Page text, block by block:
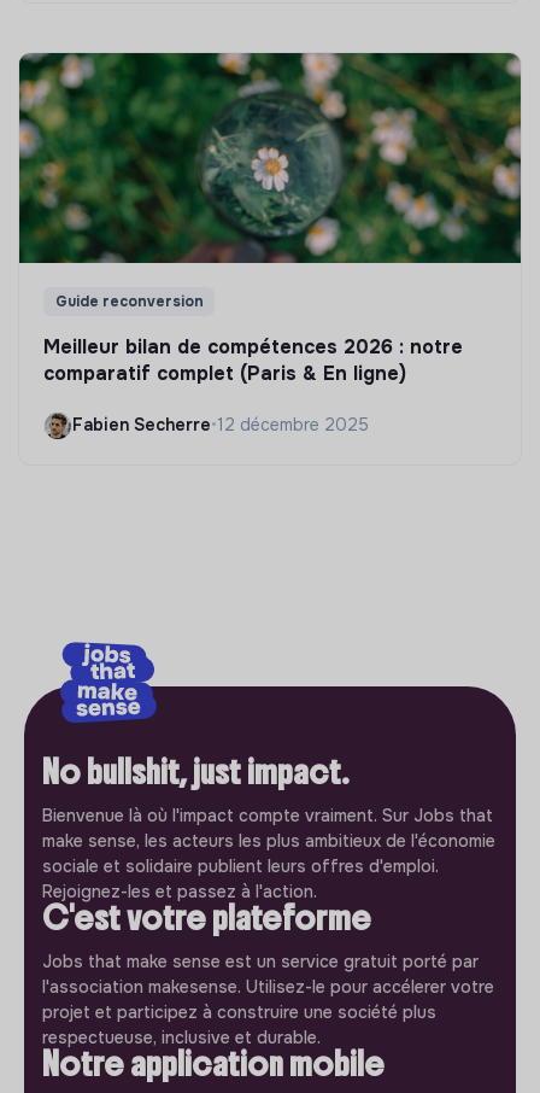
Guide reconversion
Meilleur bilan de compétences 2026 : notre
comparatif complet (Paris & En ligne)
Fabien Secherre•12 décembre 2025
No bullshit, just impact.
Bienvenue là où l'impact compte vraiment. Sur Jobs that
make sense, les acteurs les plus ambitieux de l'économie
sociale et solidaire publient leurs offres d'emploi.
Rejoignez-les et passez à l'action.
C'est votre plateforme
Jobs that make sense est un service gratuit porté par
l'association makesense. Utilisez-le pour accélerer votre
projet et participez à construire une société plus
respectueuse, inclusive et durable.
Notre application mobile